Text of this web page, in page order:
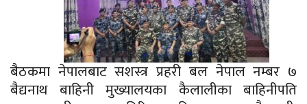
बैठकमा नेपालबाट सशस्त्र प्रहरी बल नेपाल नम्बर ७
बैद्यनाथ बाहिनी मुख्यालयका कैलालीका बाहिनीपति